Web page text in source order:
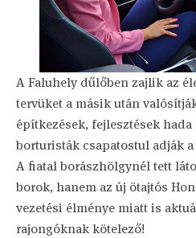
A Faluhely dűlőben zajlik az
tervüket a másik után
építkezések, fejlesztések
borturisták csapatostul adják
A fiatal borászhölgynél tett
borok, hanem az új ötajtós
vezetési élménye miatt is
rajongóknak kötelező!